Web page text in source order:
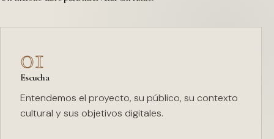
01
Escucha
Entendemos el proyecto, su público, su contexto
cultural y sus objetivos digitales.